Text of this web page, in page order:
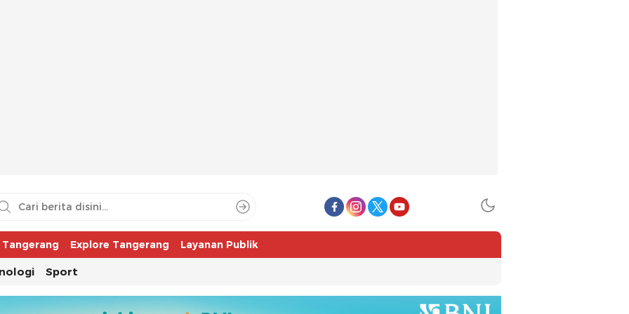
Explore Tangerang Layanan Publik
Sport